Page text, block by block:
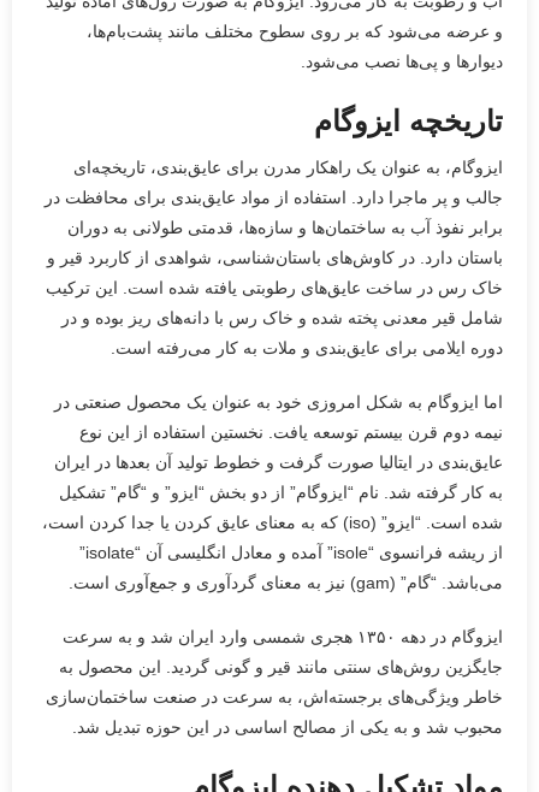
و عرضه می‌شود که بر روی سطوح مختلف مانند پشت‌بام‌ها،
دیوارها و پی‌ها نصب می‌شود.
تاریخچه ایزوگام
ایزوگام، به عنوان یک راهکار مدرن برای عایق‌بندی، تاریخچه‌ای
جالب و پر ماجرا دارد. استفاده از مواد عایق‌بندی برای محافظت در
برابر نفوذ آب به ساختمان‌ها و سازه‌ها، قدمتی طولانی به دوران
باستان دارد. در کاوش‌های باستان‌شناسی، شواهدی از کاربرد قیر و
خاک رس در ساخت عایق‌های رطوبتی یافته شده است. این ترکیب
شامل قیر معدنی پخته شده و خاک رس با دانه‌های ریز بوده و در
دوره ایلامی برای عایق‌بندی و ملات به کار می‌رفته است.
اما ایزوگام به شکل امروزی خود به عنوان یک محصول صنعتی در
نیمه دوم قرن بیستم توسعه یافت. نخستین استفاده از این نوع
عایق‌بندی در ایتالیا صورت گرفت و خطوط تولید آن بعدها در ایران
به کار گرفته شد. نام “ایزوگام” از دو بخش “ایزو” و “گام” تشکیل
شده است. “ایزو” (iso) که به معنای عایق کردن یا جدا کردن است،
از ریشه فرانسوی “isole” آمده و معادل انگلیسی آن “isolate”
می‌باشد. “گام” (gam) نیز به معنای گردآوری و جمع‌آوری است.
ایزوگام در دهه ۱۳۵۰ هجری شمسی وارد ایران شد و به سرعت
جایگزین روش‌های سنتی مانند قیر و گونی گردید. این محصول به
خاطر ویژگی‌های برجسته‌اش، به سرعت در صنعت ساختمان‌سازی
محبوب شد و به یکی از مصالح اساسی در این حوزه تبدیل شد.